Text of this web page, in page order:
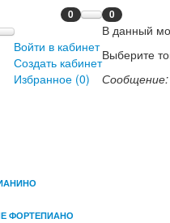
0
В данный
Выберите
Сообщение:
0
Войти в кабинет
Создать кабинет
Избранное (0)
ФОРТЕПИАНО